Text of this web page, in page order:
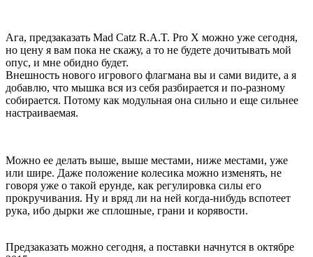
Ага, предзаказать Mad Catz R.A.T. Pro X можно уже сегодня,
но цену я вам пока не скажу, а то не будете дочитывать мой
опус, и мне обидно будет.
Внешность нового игрового флагмана вы и сами видите, а я
добавлю, что мышка вся из себя разбирается и по-разному
собирается. Потому как модульная она сильно и еще сильнее
настраиваемая.
Можно ее делать выше, выше местами, ниже местами, уже
или шире. Даже положение колесика можно изменять, не
говоря уже о такой ерунде, как регулировка силы его
прокручивания. Ну и вряд ли на ней когда-нибудь вспотеет
рука, ибо дырки же сплошные, грани и корявости.
Предзаказать можно сегодня, а поставки начнутся в октябре